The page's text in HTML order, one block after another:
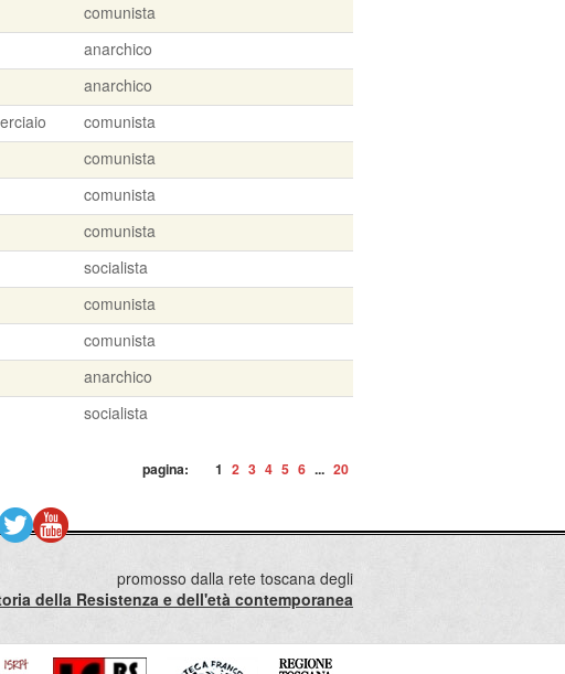
comunista
anarchico
anarchico
comunista
comunista
comunista
comunista
socialista
comunista
comunista
anarchico
socialista
pagina: 1 2 3 4 5 6 ... 20
promosso dalla rete toscana degli
della Resistenza e dell'età contemporanea